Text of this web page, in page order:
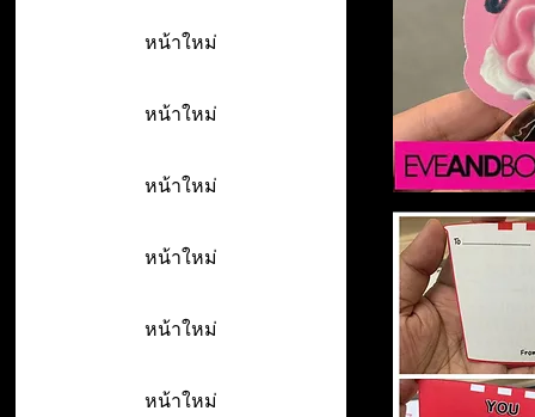
หน้าใหม่
หน้าใหม่
หน้าใหม่
หน้าใหม่
หน้าใหม่
หน้าใหม่